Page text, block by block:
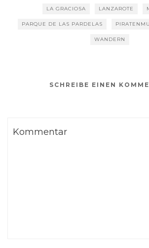
LA GRACIOSA LANZAROTE
PARQUE DE LAS PARDELAS
WANDERN
SCHREIBE EINEN